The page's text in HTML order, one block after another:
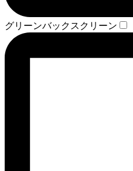
グリーンバックスクリーン